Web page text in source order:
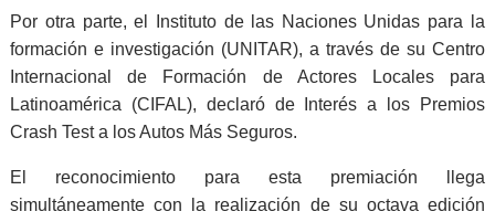
Por otra parte, el Instituto de las Naciones Unidas para la
formación e investigación (UNITAR), a través de su Centro
Internacional de Formación de Actores Locales para
Latinoamérica (CIFAL), declaró de Interés a los Premios
Crash Test a los Autos Más Seguros.
El reconocimiento para esta premiación llega
simultáneamente con la realización de su octava edición